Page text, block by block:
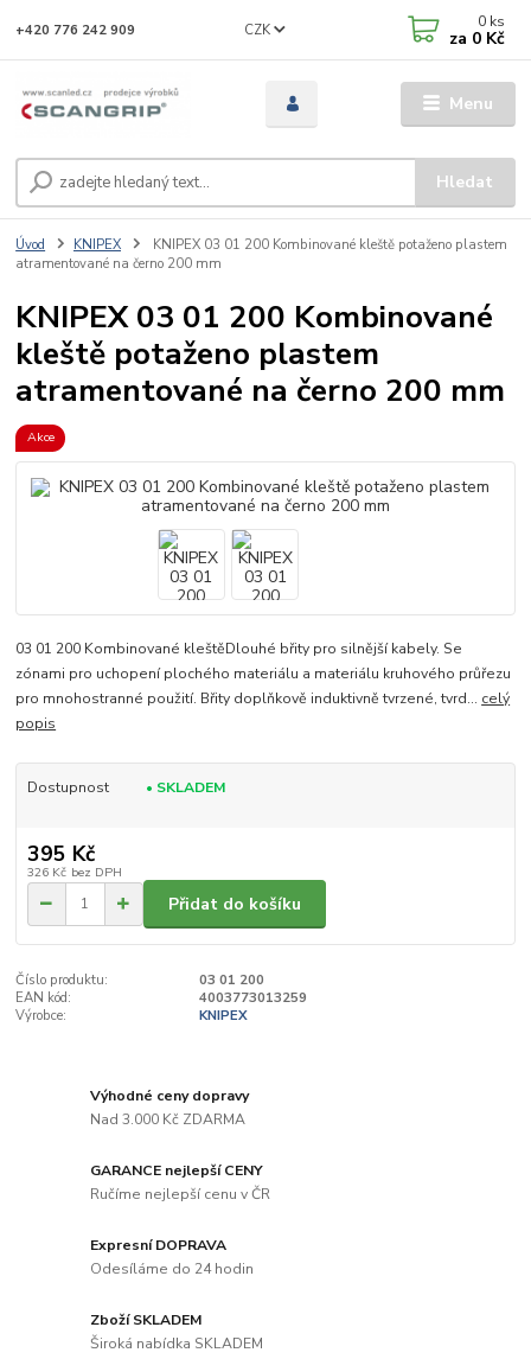
Menu
CZK
Hledat
+420 776 242 909 0 ks
za 0 Kč
Úvod KNIPEX
KNIPEX 03 01 200 Kombinované kleště potaženo plastem
atramentované na černo 200 mm
KNIPEX 03 01 200 Kombinované
kleště potaženo plastem
atramentované na černo 200 mm
Akce
03 01 200 Kombinované kleštěDlouhé břity pro silnější kabely. Se
zónami pro uchopení plochého materiálu a materiálu kruhového průřezu
pro mnohostranné použití. Břity doplňkově induktivně tvrzené, tvrd... celý
popis
Dostupnost • SKLADEM
395 Kč
326 Kč bez DPH
Přidat do košíku
Číslo produktu:
03 01 200
EAN kód:
4003773013259
Výrobce:
KNIPEX
Výhodné ceny dopravy
Nad 3.000 Kč ZDARMA
GARANCE nejlepší CENY
Ručíme nejlepší cenu v ČR
Expresní DOPRAVA
Odesíláme do 24 hodin
Zboží SKLADEM
Široká nabídka SKLADEM